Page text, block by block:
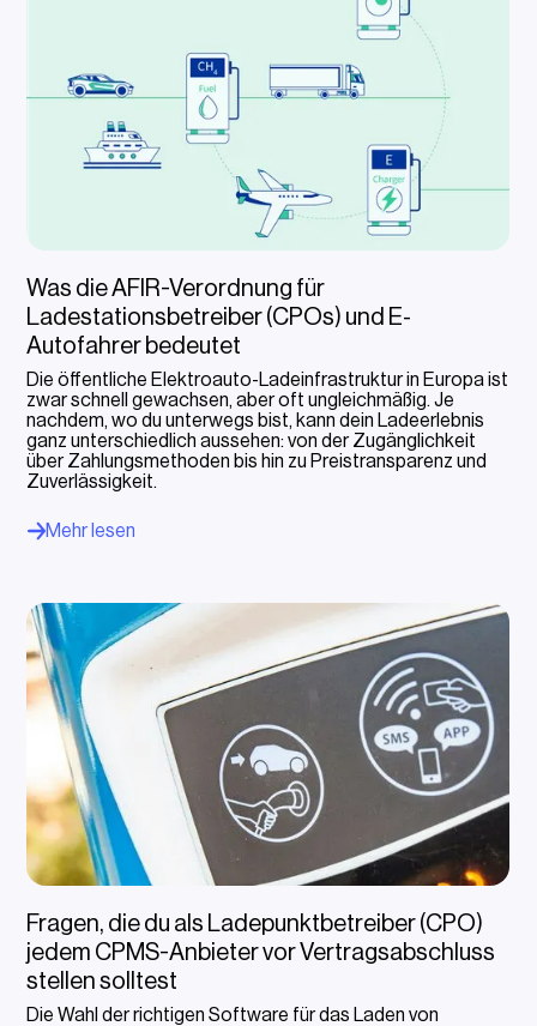
Was die AFIR-Verordnung für
Ladestationsbetreiber (CPOs) und E-
Autofahrer bedeutet
Die öffentliche Elektroauto-Ladeinfrastruktur in Europa ist
zwar schnell gewachsen, aber oft ungleichmäßig. Je
nachdem, wo du unterwegs bist, kann dein Ladeerlebnis
ganz unterschiedlich aussehen: von der Zugänglichkeit
über Zahlungsmethoden bis hin zu Preistransparenz und
Zuverlässigkeit.
Mehr lesen
Fragen, die du als Ladepunktbetreiber (CPO)
jedem CPMS-Anbieter vor Vertragsabschluss
stellen solltest
Die Wahl der richtigen Software für das Laden von